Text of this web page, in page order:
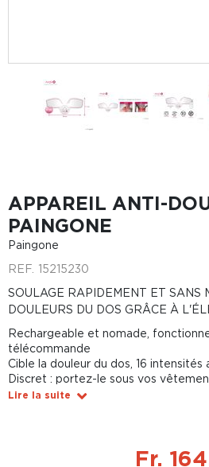
APPAREIL ANTI-
PAINGONE
Paingone
REF. 15215230
SOULAGE RAPIDEMENT ET SANS
DOULEURS DU DOS GRÂCE À
Rechargeable et nomade,
télécommande
Cible la douleur du dos, 16 intensités
Discret : portez-le sous vos
Lire la suite
Fr.